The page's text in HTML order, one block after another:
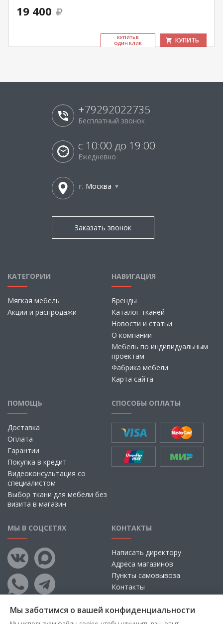
19 400
КУ­ПИТЬ В
ОДИН КЛИК
КУПИТЬ
+79292022735
Бесплатный звонок
с 10:00 до 19:00
Ежедневно
г. Москва
Заказать звонок
КАТЕГОРИИ
Мягкая мебель
Акции и распродажи
НАВИГАЦИЯ
Бренды
Каталог тканей
Новости и статьи
О компании
Мебель по индивидуальным
проектам
Фабрика мебели
Карта сайта
ПОМОЩЬ
Доставка
Оплата
Гарантии
Покупка в кредит
Видеоконсультация со
специалистом
Выбор ткани для мебели без
визита в магазин
СПОСОБЫ ОПЛАТЫ
МЫ В СОЦСЕТЯХ КОНТАКТЫ
Написать директору
Адреса магазинов
Пункты самовывоза
Контакты
Мы заботимся о вашей конфиденциальности